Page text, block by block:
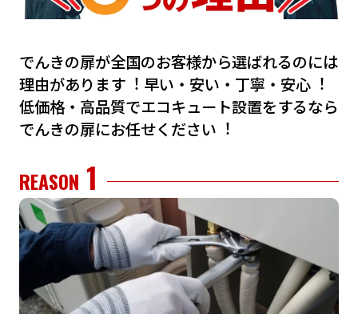
でんきの扉が全国のお客様から選ばれるのには
理由があります︕ 早い・安い・丁寧・安⼼︕
低価格・⾼品質でエコキュート設置をするなら
でんきの扉にお任せください︕
REASON 1